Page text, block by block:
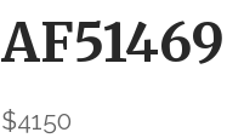
AF51469
$4150